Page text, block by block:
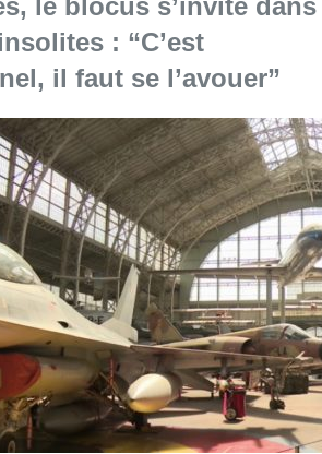
le blocus s’invite dans
: “C’est
il faut se l’avouer”